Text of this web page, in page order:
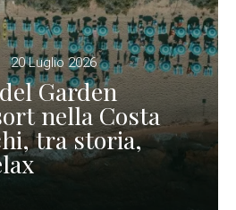
20 Luglio 2026
Garden
nella Costa
tra storia,